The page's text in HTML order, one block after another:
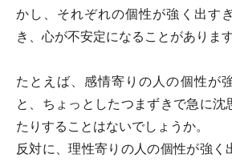
かし、それぞれの個性が強く出す
き、心が不安定になることがあります
たとえば、感情寄りの人の個性が
と、ちょっとしたつまずきで急に沈
たりすることはないでしょうか。
反対に、理性寄りの人の個性が強く